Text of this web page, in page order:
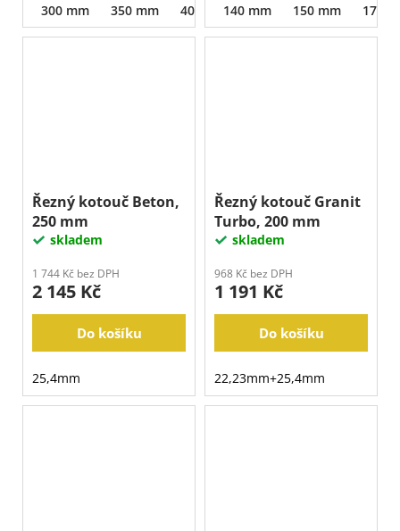
300 mm 350 mm 400 mm 450 mm
140 mm
150 mm 170
Řezný kotouč Beton,
250 mm
skladem
1 744 Kč bez DPH
2 145 Kč
Do košíku
25,4mm
Řezný kotouč Granit
Turbo, 200 mm
skladem
968 Kč bez DPH
1 191 Kč
Do košíku
22,23mm+25,4mm